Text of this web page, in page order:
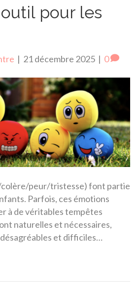
pour les
| 21 décembre 2025 | 0
colère/peur/tristesse) font partie
Parfois, ces émotions
à de véritables tempêtes
naturelles et nécessaires,
et difficiles…